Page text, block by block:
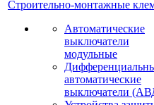
Строительно-монтажные
Автоматические
выключатели
модульные
автоматические
выключатели